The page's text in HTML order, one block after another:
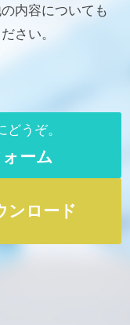
内容についても
さい。
うぞ。
ーム
ンロード